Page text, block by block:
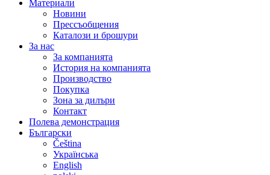
Материали
Новини
Прессъобщения
Каталози и брошури
За нас
За компанията
История на компанията
Производство
Покупка
Зона за дилъри
Контакт
Полева демонстрация
Български
Čeština
Українська
English